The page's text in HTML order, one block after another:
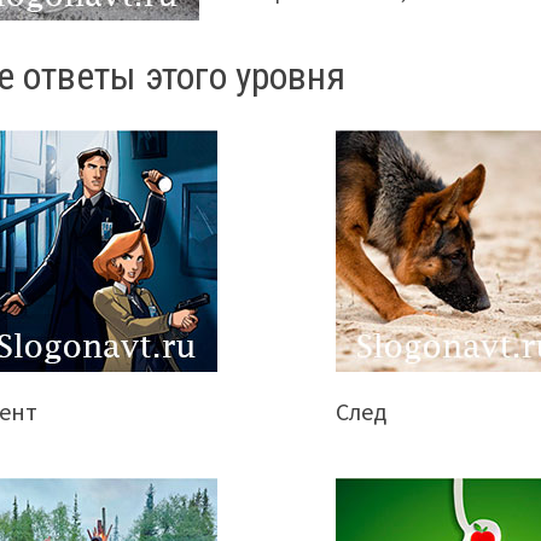
ответы этого уровня
След